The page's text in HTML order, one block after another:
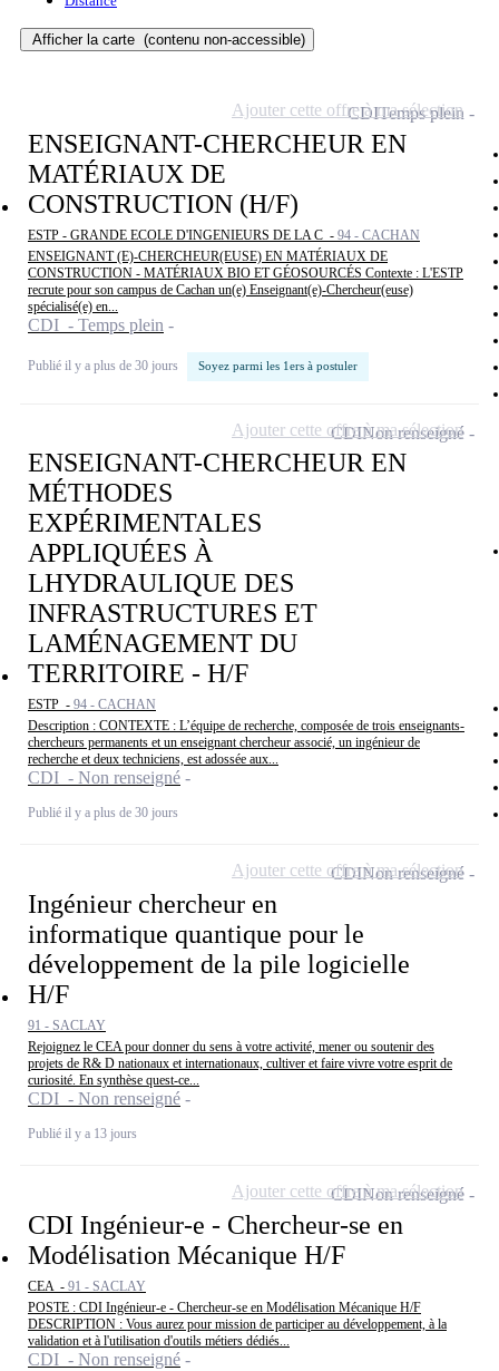
Afficher la carte (contenu non-accessible)
ENSEIGNANT-CHERCHEUR EN
MATÉRIAUX DE
CONSTRUCTION (H/F)
ESTP - GRANDE ECOLE D'INGENIEURS DE LA C - 94 - CACHAN
ENSEIGNANT (E)-CHERCHEUR(EUSE) EN MATÉRIAUX DE
CONSTRUCTION - MATÉRIAUX BIO ET GÉOSOURCÉS Contexte : L'ESTP
recrute pour son campus de Cachan un(e) Enseignant(e)-Chercheur(euse)
spécialisé(e) en...
CDI - Temps plein
Publié il y a plus de 30 jours Soyez parmi les 1ers à postuler
CDITemps plein
Ajouter cette offre à ma sélection
ENSEIGNANT-CHERCHEUR EN
MÉTHODES
EXPÉRIMENTALES
APPLIQUÉES À
LHYDRAULIQUE DES
INFRASTRUCTURES ET
LAMÉNAGEMENT DU
TERRITOIRE - H/F
ESTP - 94 - CACHAN
Description : CONTEXTE : L’équipe de recherche, composée de trois enseignants-
chercheurs permanents et un enseignant chercheur associé, un ingénieur de
recherche et deux techniciens, est adossée aux...
CDI - Non renseigné
Publié il y a plus de 30 jours
CDINon renseigné
Ajouter cette offre à ma sélection
Ingénieur chercheur en
informatique quantique pour le
développement de la pile logicielle
H/F
91 - SACLAY
Rejoignez le CEA pour donner du sens à votre activité, mener ou soutenir des
projets de R& D nationaux et internationaux, cultiver et faire vivre votre esprit de
curiosité. En synthèse quest-ce...
CDI - Non renseigné
Publié il y a 13 jours
CDINon renseigné
Ajouter cette offre à ma sélection
CDI Ingénieur-e - Chercheur-se en
Modélisation Mécanique H/F
CEA - 91 - SACLAY
POSTE : CDI Ingénieur-e - Chercheur-se en Modélisation Mécanique H/F
DESCRIPTION : Vous aurez pour mission de participer au développement, à la
validation et à l'utilisation d'outils métiers dédiés...
CDI - Non renseigné
CDINon renseigné
Ajouter cette offre à ma sélection